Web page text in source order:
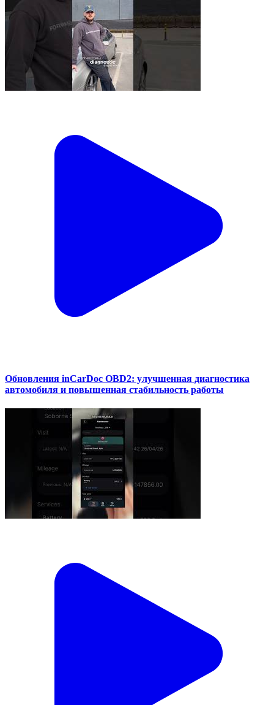
Обновления inCarDoc OBD2: улучшенная диагностика
автомобиля и повышенная стабильность работы